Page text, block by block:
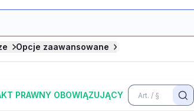
Opcje zaawansowane
PRAWNY OBOWIĄZUJĄCY